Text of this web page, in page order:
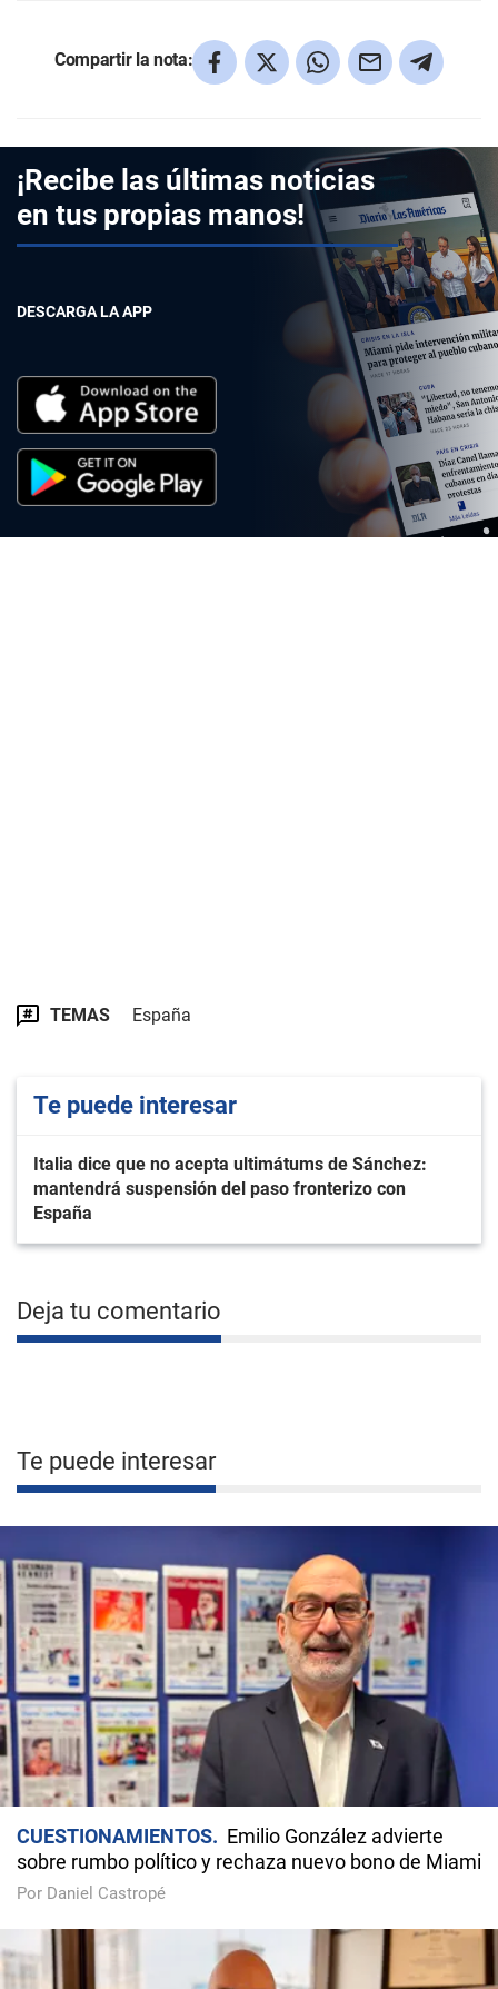
Compartir la nota:
¡Recibe las últimas noticias
en tus propias manos!
DESCARGA LA APP
TEMAS España
Te puede interesar
Italia dice que no acepta ultimátums de Sánchez:
mantendrá suspensión del paso fronterizo con
España
Deja tu comentario
Te puede interesar
CUESTIONAMIENTOS
Emilio González advierte
sobre rumbo político y rechaza nuevo bono de Miami
Por Daniel Castropé